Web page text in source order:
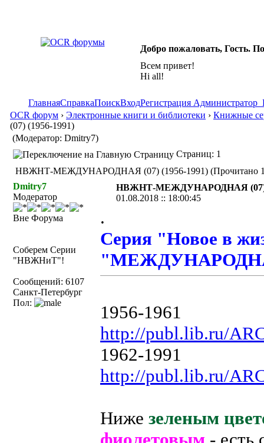
Добро пожаловать, Гость.
Всем привет!
Hi all!
ГлавнаяСправкаПоискВходРегистрация Администратор
OCR форум › Электронные книги и библиотеки › Книжные
(07) (1956-1991)
(Модератор: Dmitry7)
Страниц: 1
НВЖНТ-МЕЖДУНАРОДНАЯ (07) (1956-1991) (Прочитано
Dmitry7
Модератор
Вне Форума
Соберем Серии
"НВЖНиТ"!
Сообщений: 6107
Санкт-Петербург
Пол:
НВЖНТ-МЕЖДУНАРОДНАЯ (07)
01.08.2018 :: 18:00:45
.
Серия "Новое в
1956-1961
http://publ.lib.ru/
1962-1991
http://publ.lib.ru/
Ниже зеленым